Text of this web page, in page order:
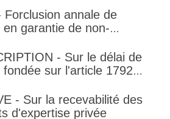
Forclusion annale de
en garantie de non-
- Sur le délai de
fondée sur l'article 1792-
- Sur la recevabilité des
d'expertise privée